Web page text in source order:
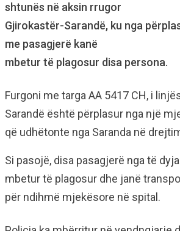
shtunës në aksin rrugor
Gjirokastër-Sarandë, ku nga
me pasagjerë kanë
mbetur të plagosur disa persona.
Furgoni me targa AA 5417 CH, i
Sarandë është përplasur nga një
që udhëtonte nga Saranda në
Si pasojë, disa pasagjerë nga të
mbetur të plagosur dhe janë
për ndihmë mjekësore në spital.